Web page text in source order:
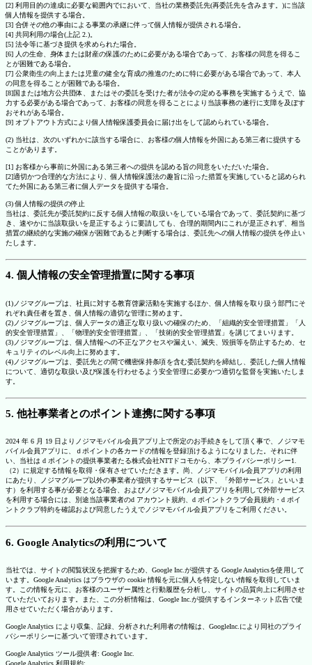
[2] 利用目的の達成に必要な範囲内でにおいて、当社の業務委託先(再委託先を含みます。)に当該
個人情報を提供する場合。
[3] 合併その他の事由による事業の承継に伴って個人情報が提供される場合。
[4] 共同利用の場合(上記 2.)。
[5] 法令等に基づき提供を求められた場合。
[6] 人の生命、身体または財産の保護のために必要がある場合であって、お客様の同意を得るこ
とが困難である場合。
[7] 公衆衛生の向上または児童の健全な育成の推進のために特に必要がある場合であって、本人
の同意を得ることが困難である場合。
[8]国または地方公共団体、またはその委託を受けた者が法令の定める事務を実施するうえで、協
力する必要がある場合であって、お客様の同意を得ることにより当該事務の遂行に支障を及ぼす
おそれがある場合。
[9] オプトアウト方式により個人情報保護委員会に届け出をして認められている場合。
(2) 当社は、次のいずれかに該当する場合に、お客様の個人情報を外国にある第三者に提供する
ことがあります。
[1] お客様から事前に外国にある第三者への提供を認める旨の同意をいただいた場合。
[2]適切かつ合理的な方法により、個人情報保護法の趣旨に沿った措置を実施していると認められ
てた外国にある第三者に個人データを提供する場合。
(3) 個人情報の提供の停止
当社は、委託先が委託契約に反する個人情報の取扱いをしている場合であって、委託契約に基づ
き、速やかに当該取扱いを是正するように要請しても、合理的期間内にこれが是正されず、相当
措置の継続的な実施の確保が困難であると判断する場合は、委託先への個人情報の提供を停止い
たします。
4. 個人情報の安全管理措置に関する事項
(1)ノジマグループは、社員に対する教育啓蒙活動を実施するほか、個人情報を取り扱う部門にそ
れぞれ責任者を置き、個人情報の適切な管理に努めます。
(2)ノジマグループは、個人データの適正な取り扱いの確保のため、「組織的安全管理措置」「人
的安全管理措置」、「物理的安全管理措置」、「技術的安全管理措置」を講じてまいります。
(3)ノジマグループは、個人情報への不正なアクセスや漏えい、滅失、毀損等を防止するため、セ
キュリティのレベル向上に努めます。
(4)ノジマグループは、委託先との間で機密保持条項を含む委託契約を締結し、委託した個人情報
について、適切な取扱い及び保護を行わせるよう安全管理に必要かつ適切な監督を実施いたしま
す。
5. 他社事業者とのポイント連携に関する事項
2024 年 6 月 19 日よりノジマモバイル会員アプリ上で所定のお手続きをして頂く事で、ノジマモ
バイル会員アプリに、ｄポイントの各カードの情報を登録頂けるようになりました。それに伴
い、当社は d ポイントの提供事業者たる株式会社NTTドコモから、本プライバシーポリシー1.
（2）に規定する情報を取得・保有させていただきます。尚、ノジマモバイル会員アプリの利用
にあたり、ノジマグループ以外の事業者が提供するサービス（以下、「外部サービス」といいま
す）を利用する事が必要となる場合、およびノジマモバイル会員アプリを利用して外部サービス
を利用する場合には、別途当該事業者のd アカウント規約、d ポイントクラブ会員規約・d ポイ
ントクラブ特約を確認および同意したうえでノジマモバイル会員アプリをご利用ください。
6. Google Analyticsの利用について
当社では、サイトの閲覧状況を把握するため、Google Inc.が提供する Google Analyticsを使用して
います。Google Analytics はブラウザの cookie 情報を元に個人を特定しない情報を取得していま
す。この情報を元に、お客様のユーザー属性と行動履歴を分析し、サイトの品質向上に利用させ
ていただいております。また、この分析情報は、Google Inc.が提供するインターネット広告で使
用させていただく場合があります。
Google Analytics により収集、記録、分析された利用者の情報は、GoogleInc.により同社のプライ
バシーポリシーに基づいて管理されています。
Google Analytics ツール提供者: Google Inc.
Google Analytics 利用規約: